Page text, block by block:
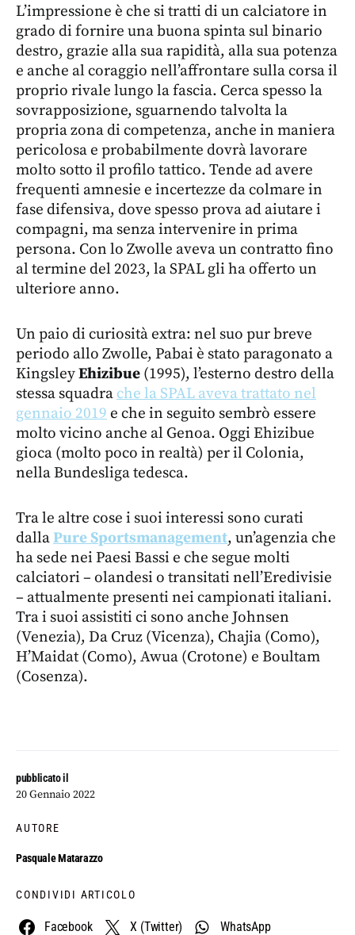
pubblicato il
20 Gennaio 2022
AUTORE
Pasquale Matarazzo
CONDIVIDI ARTICOLO
Facebook X (Twitter)
WhatsApp
L’impressione è che si tratti di un calciatore in
grado di fornire una buona spinta sul binario
destro, grazie alla sua rapidità, alla sua potenza
e anche al coraggio nell’affrontare sulla corsa il
proprio rivale lungo la fascia. Cerca spesso la
sovrapposizione, sguarnendo talvolta la
propria zona di competenza, anche in maniera
pericolosa e probabilmente dovrà lavorare
molto sotto il profilo tattico. Tende ad avere
frequenti amnesie e incertezze da colmare in
fase difensiva, dove spesso prova ad aiutare i
compagni, ma senza intervenire in prima
persona. Con lo Zwolle aveva un contratto fino
al termine del 2023, la SPAL gli ha offerto un
ulteriore anno.
Un paio di curiosità extra: nel suo pur breve
periodo allo Zwolle, Pabai è stato paragonato a
KingsleyEhizibue (1995), l’esterno destro della
stessa squadra che la SPAL aveva trattato nel
gennaio 2019 e che in seguito sembrò essere
molto vicino anche al Genoa. Oggi Ehizibue
gioca (molto poco in realtà) per il Colonia,
nella Bundesliga tedesca.
Tra le altre cose i suoi interessi sono curati
dallaPure Sportsmanagement, un’agenzia che
ha sede nei Paesi Bassi e che segue molti
calciatori – olandesi o transitati nell’Eredivisie
– attualmente presenti nei campionati italiani.
Tra i suoi assistiti ci sono anche Johnsen
(Venezia), Da Cruz (Vicenza), Chajia (Como),
H’Maidat (Como), Awua (Crotone) e Boultam
(Cosenza).